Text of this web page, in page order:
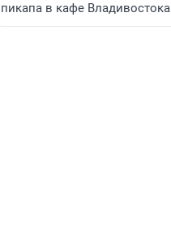
пикапа в кафе Владивостока